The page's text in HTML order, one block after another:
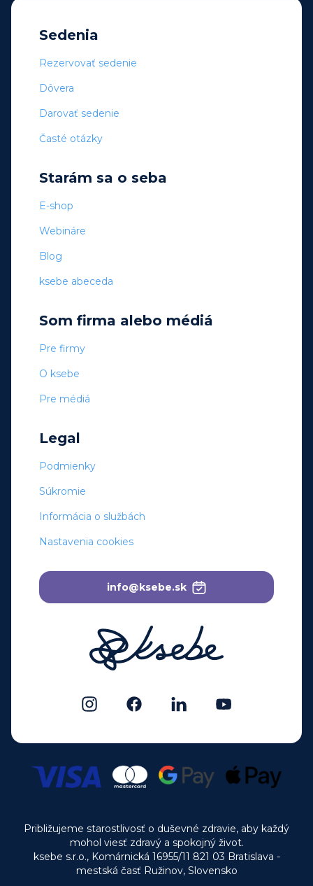
Sedenia
Rezervovať sedenie
Dôvera
Darovať sedenie
Časté otázky
Starám sa o seba
E-shop
Webináre
Blog
ksebe abeceda
Som firma alebo médiá
Pre firmy
O ksebe
Pre médiá
Legal
Podmienky
Súkromie
Informácia o službách
Nastavenia cookies
info@ksebe.sk
Približujeme starostlivosť o duševné zdravie, aby každý
mohol viesť zdravý a spokojný život.
ksebe s.r.o., Komárnická 16955/11 821 03 Bratislava -
mestská časť Ružinov, Slovensko